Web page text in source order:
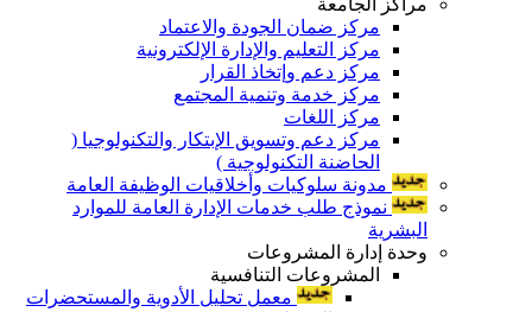
مركز ضمان الجودة والاعتماد
مركز التعليم والإدارة الإلكترونية
مركز دعم وإتخاذ القرار
مركز خدمة وتنمية المجتمع
مركز اللغات
مركز دعم وتسويق الإبتكار والتكنولوجيا (
الحاضنة التكنولوجية )
مدونة سلوكيات وأخلاقيات الوظيفة العامة
نموذج طلب خدمات الإدارة العامة للموارد
البشرية
وحدة إدارة المشروعات
المشروعات التنافسية
معمل تحليل الأدوية والمستحضرات